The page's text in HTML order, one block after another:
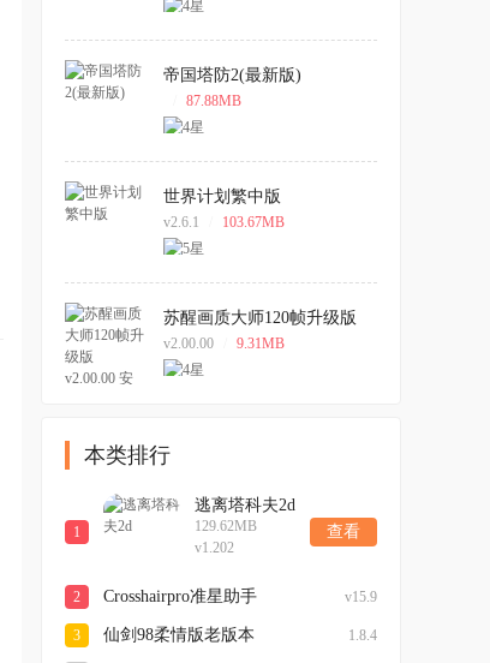
帝国塔防2(最新版)
87.88MB
世界计划繁中版
v2.6.1 103.67MB
苏醒画质大师120帧升级版
v2.00.00 安卓版
v2.00.00 9.31MB
本类排行
1
逃离塔科夫2d
129.62MB
v1.202
查看
2 Crosshairpro准星助手 v15.9
3 仙剑98柔情版老版本 1.8.4